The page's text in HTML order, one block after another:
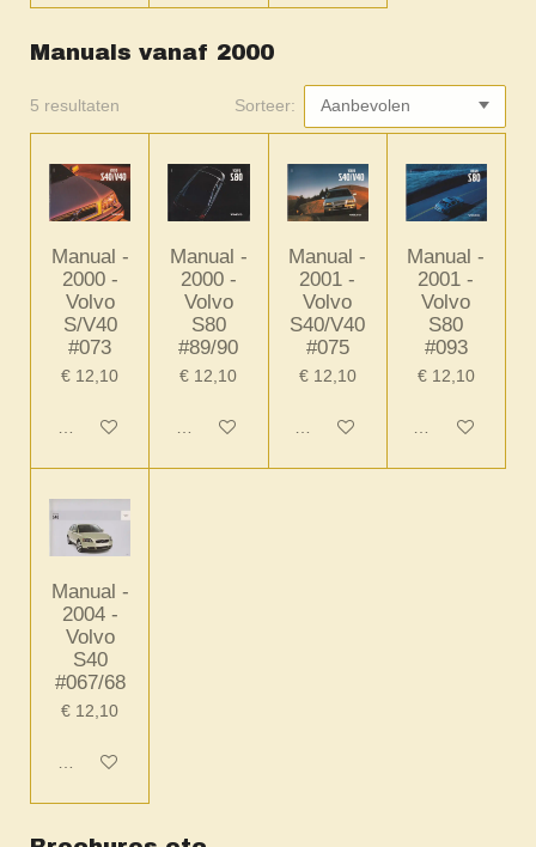
Manuals vanaf 2000
5 resultaten Sorteer:
Manual -
2000 -
Volvo
S/V40
#073
€ 12,10
In winkelwagen
Manual -
2000 -
Volvo
S80
#89/90
€ 12,10
In winkelwagen
Manual -
2001 -
Volvo
S40/V40
#075
€ 12,10
In winkelwagen
Manual -
2001 -
Volvo
S80
#093
€ 12,10
In winkelwagen
Manual -
2004 -
Volvo
S40
#067/68
€ 12,10
In winkelwagen